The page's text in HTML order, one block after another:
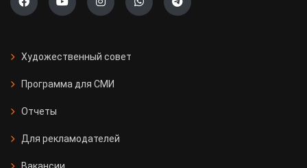
Художественный совет
Программа для СМИ
Отчеты
Для рекламодателей
Вакансии